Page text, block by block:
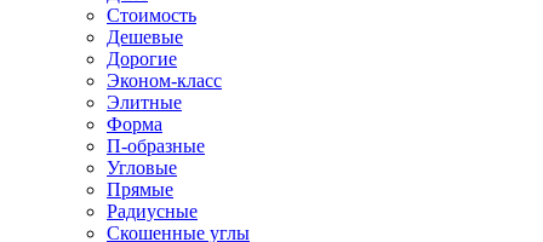
Стоимость
Дешевые
Дорогие
Эконом-класс
Элитные
Форма
П-образные
Угловые
Прямые
Радиусные
Скошенные углы